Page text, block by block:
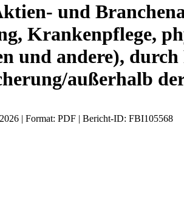
und
Krankenpflege,
und andere),
außerhalb
| Format: PDF | Bericht-ID: FBI105568